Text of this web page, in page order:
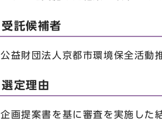
受託候補者
公益財団法人京都市環境保全活動
選定理由
企画提案書を基に審査を実施した